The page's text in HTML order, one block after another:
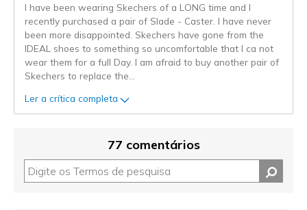
I have been wearing Skechers of a LONG time and I
recently purchased a pair of Slade - Caster. I have never
been more disappointed. Skechers have gone from the
IDEAL shoes to something so uncomfortable that I ca not
wear them for a full Day. I am afraid to buy another pair of
Skechers to replace the
Ler a crítica completa
77 comentários